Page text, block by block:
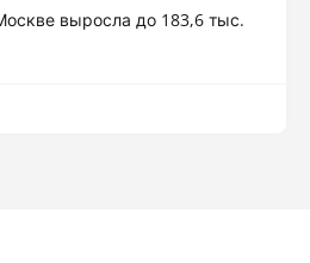
выросла до 183,6 тыс.